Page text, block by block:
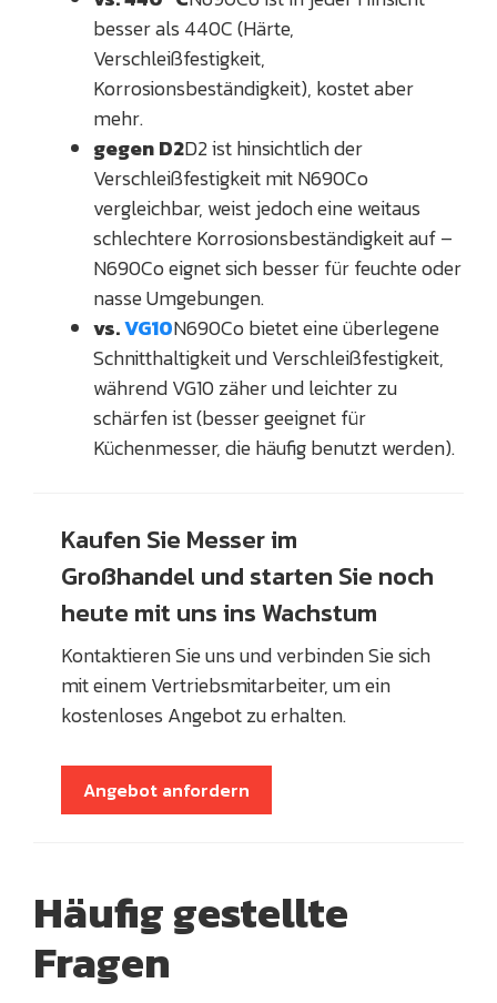
besser als 440C (Härte,
Verschleißfestigkeit,
Korrosionsbeständigkeit), kostet aber
mehr.
gegen D2D2 ist hinsichtlich der
Verschleißfestigkeit mit N690Co
vergleichbar, weist jedoch eine weitaus
schlechtere Korrosionsbeständigkeit auf –
N690Co eignet sich besser für feuchte oder
nasse Umgebungen.
vs.VG10N690Co bietet eine überlegene
Schnitthaltigkeit und Verschleißfestigkeit,
während VG10 zäher und leichter zu
schärfen ist (besser geeignet für
Küchenmesser, die häufig benutzt werden).
Kaufen Sie Messer im
Großhandel und starten Sie noch
heute mit uns ins Wachstum
Kontaktieren Sie uns und verbinden Sie sich
mit einem Vertriebsmitarbeiter, um ein
kostenloses Angebot zu erhalten.
Angebot anfordern
Häufig gestellte
Fragen